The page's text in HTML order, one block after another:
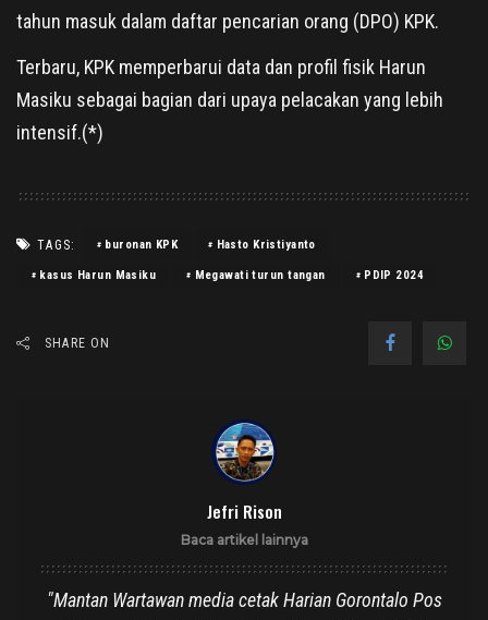
tahun masuk dalam daftar pencarian orang (DPO) KPK.
Terbaru, KPK memperbarui data dan profil fisik Harun
Masiku sebagai bagian dari upaya pelacakan yang lebih
intensif.(*)
TAGS: buronan KPK Hasto Kristiyanto
kasus Harun Masiku Megawati turun tangan PDIP 2024
SHARE ON
Jefri Rison
Baca artikel lainnya
"Mantan Wartawan media cetak Harian Gorontalo Pos